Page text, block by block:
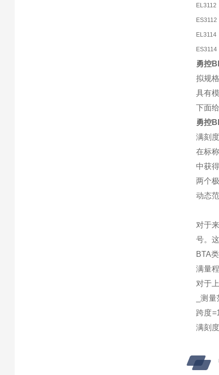
EL3112
ES3112
EL3114
ES3114
勇控
拟规
具有
下面
勇控
满刻
在标
中获
两个
动态
对于
号。
BTA
满量
对于
_测
跨度
满刻